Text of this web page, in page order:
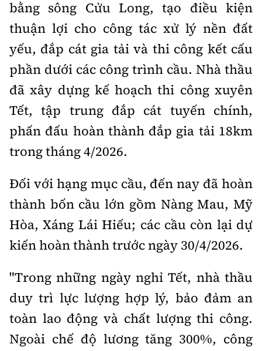
bằng sông Cửu Long, tạo điều kiện
thuận lợi cho công tác xử lý nền đất
yếu, đắp cát gia tải và thi công kết cấu
phần dưới các công trình cầu. Nhà thầu
đã xây dựng kế hoạch thi công xuyên
Tết, tập trung đắp cát tuyến chính,
phấn đấu hoàn thành đắp gia tải 18km
trong tháng 4/2026.
Đối với hạng mục cầu, đến nay đã hoàn
thành bốn cầu lớn gồm Nàng Mau, Mỹ
Hòa, Xáng Lái Hiếu; các cầu còn lại dự
kiến hoàn thành trước ngày 30/4/2026.
"Trong những ngày nghỉ Tết, nhà thầu
duy trì lực lượng hợp lý, bảo đảm an
toàn lao động và chất lượng thi công.
Ngoài chế độ lương tăng 300%, công